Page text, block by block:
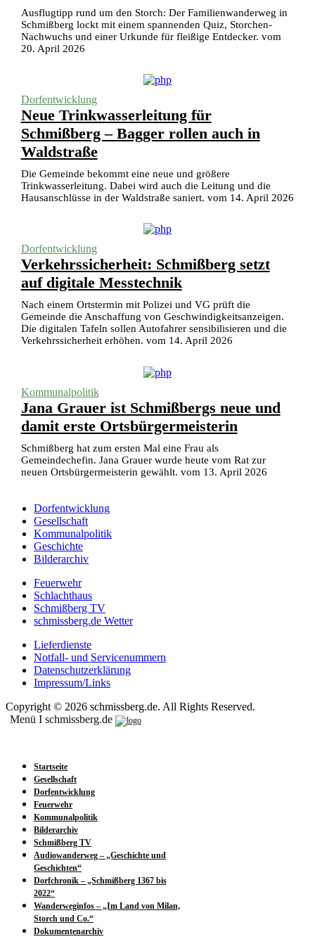
Ausflugtipp rund um den Storch: Der Familienwanderweg in
Schmißberg lockt mit einem spannenden Quiz, Storchen-
Nachwuchs und einer Urkunde für fleißige Entdecker. vom
20. April 2026
Dorfentwicklung
Neue Trinkwasserleitung für
Schmißberg – Bagger rollen auch in
Waldstraße
Die Gemeinde bekommt eine neue und größere
Trinkwasserleitung. Dabei wird auch die Leitung und die
Hausanschlüsse in der Waldstraße saniert. vom 14. April 2026
Dorfentwicklung
Verkehrssicherheit: Schmißberg setzt
auf digitale Messtechnik
Nach einem Ortstermin mit Polizei und VG prüft die
Gemeinde die Anschaffung von Geschwindigkeitsanzeigen.
Die digitalen Tafeln sollen Autofahrer sensibilisieren und die
Verkehrssicherheit erhöhen. vom 14. April 2026
Kommunalpolitik
Jana Grauer ist Schmißbergs neue und
damit erste Ortsbürgermeisterin
Schmißberg hat zum ersten Mal eine Frau als
Gemeindechefin. Jana Grauer wurde heute vom Rat zur
neuen Ortsbürgermeisterin gewählt. vom 13. April 2026
Dorfentwicklung
Gesellschaft
Kommunalpolitik
Geschichte
Bilderarchiv
Feuerwehr
Schlachthaus
Schmißberg TV
schmissberg.de Wetter
Lieferdienste
Notfall- und Servicenummern
Datenschutzerklärung
Impressum/Links
Copyright © 2026 schmissberg.de. All Rights Reserved.
Menü I schmissberg.de
Startseite
Gesellschaft
Dorfentwicklung
Feuerwehr
Kommunalpolitik
Bilderarchiv
Schmißberg TV
Audiowanderweg – „Geschichte und
Geschichten“
Dorfchronik – „Schmißberg 1367 bis
2022“
Wanderweginfos – „Im Land von Milan,
Storch und Co.“
Dokumentenarchiv